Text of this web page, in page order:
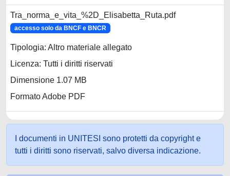
Tra_norma_e_vita_%2D_Elisabetta_Ruta.pdf
accesso solo da BNCF e BNCR
Tipologia: Altro materiale allegato
Licenza: Tutti i diritti riservati
Dimensione 1.07 MB
Formato Adobe PDF
I documenti in UNITESI sono protetti da copyright e
tutti i diritti sono riservati, salvo diversa indicazione.